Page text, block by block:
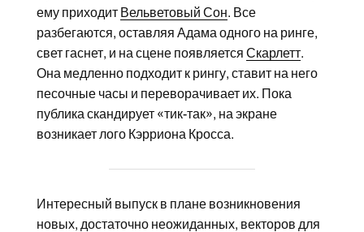
ему приходит Вельветовый Сон. Все
разбегаются, оставляя Адама одного на ринге,
свет гаснет, и на сцене появляется Скарлетт.
Она медленно подходит к рингу, ставит на него
песочные часы и переворачивает их. Пока
публика скандирует «тик-так», на экране
возникает лого Кэрриона Кросса.
Интересный выпуск в плане возникновения
новых, достаточно неожиданных, векторов для